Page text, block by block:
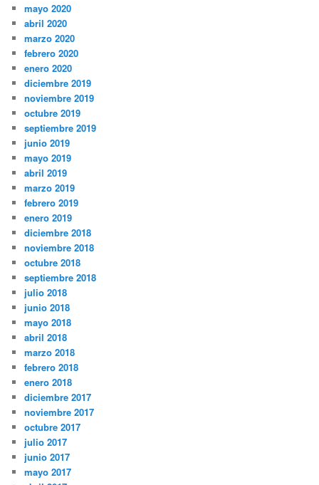
mayo 2020
abril 2020
marzo 2020
febrero 2020
enero 2020
diciembre 2019
noviembre 2019
octubre 2019
septiembre 2019
junio 2019
mayo 2019
abril 2019
marzo 2019
febrero 2019
enero 2019
diciembre 2018
noviembre 2018
octubre 2018
septiembre 2018
julio 2018
junio 2018
mayo 2018
abril 2018
marzo 2018
febrero 2018
enero 2018
diciembre 2017
noviembre 2017
octubre 2017
julio 2017
junio 2017
mayo 2017